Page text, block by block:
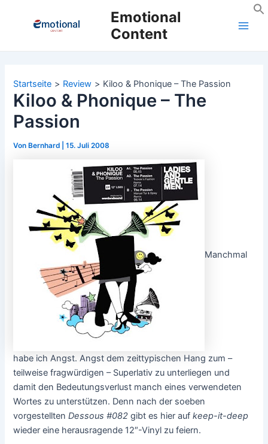
Emotional
Content
Startseite Review Kiloo & Phonique – The Passion
Kiloo & Phonique – The
Passion
Von Bernhard |15. Juli 2008
Manchmal
habe ich Angst. Angst dem zeittypischen Hang zum –
teilweise fragwürdigen – Superlativ zu unterliegen und
damit den Bedeutungsverlust manch eines verwendeten
Wortes zu unterstützen. Denn nach der soeben
vorgestelltenDessous #082 gibt es hier aufkeep-it-deep
wieder eine herausragende 12″-Vinyl zu feiern.